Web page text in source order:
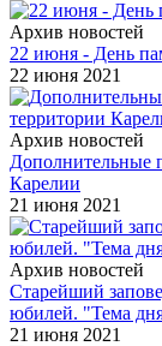
Архив новостей
22 июня - День
22 июня 2021
Архив новостей
Дополнительные
Карелии
21 июня 2021
Архив новостей
Старейший
юбилей. "Тема
21 июня 2021